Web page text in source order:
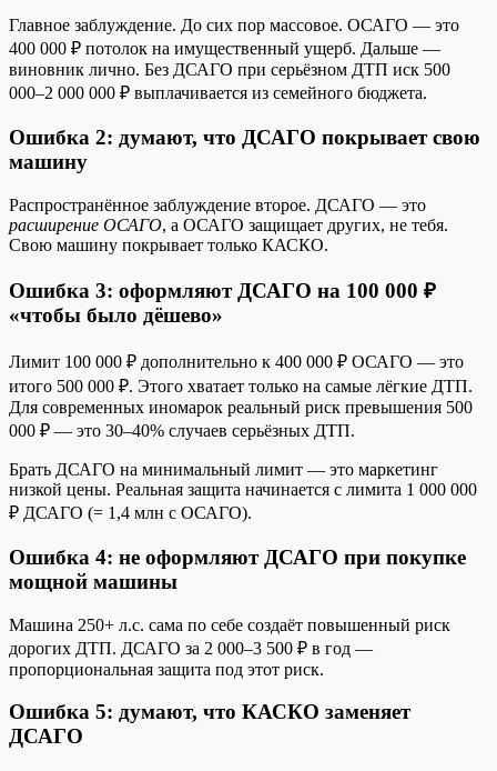
Главное заблуждение. До сих пор массовое. ОСАГО — это
400 000 ₽ потолок на имущественный ущерб. Дальше —
виновник лично. Без ДСАГО при серьёзном ДТП иск 500
000–2 000 000 ₽ выплачивается из семейного бюджета.
Ошибка 2: думают, что ДСАГО покрывает свою
машину
Распространённое заблуждение второе. ДСАГО — это
расширение ОСАГО, а ОСАГО защищает других, не тебя.
Свою машину покрывает только КАСКО.
Ошибка 3: оформляют ДСАГО на 100 000 ₽
«чтобы было дёшево»
Лимит 100 000 ₽ дополнительно к 400 000 ₽ ОСАГО — это
итого 500 000 ₽. Этого хватает только на самые лёгкие ДТП.
Для современных иномарок реальный риск превышения 500
000 ₽ — это 30–40% случаев серьёзных ДТП.
Брать ДСАГО на минимальный лимит — это маркетинг
низкой цены. Реальная защита начинается с лимита 1 000 000
₽ ДСАГО (= 1,4 млн с ОСАГО).
Ошибка 4: не оформляют ДСАГО при покупке
мощной машины
Машина 250+ л.с. сама по себе создаёт повышенный риск
дорогих ДТП. ДСАГО за 2 000–3 500 ₽ в год —
пропорциональная защита под этот риск.
Ошибка 5: думают, что КАСКО заменяет
ДСАГО